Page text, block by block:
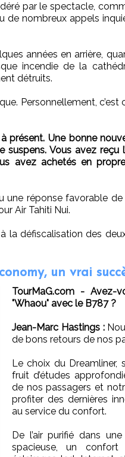
par le spectacle,
de nombreux appels
années en arrière,
incendie de la
détruits.
Personnellement,
présent. Une bonne
suspens. Vous avez reçu
avez achetés en
une réponse favorable de
Air Tahiti Nui.
la défiscalisation des
un vrai
TourMaG.com - Avez-
"Whaou" avec le B787 ?
Jean-Marc Hastings :
de bons retours de nos
Le choix du Dreamliner,
fruit d’études
de nos passagers et
profiter des dernières
au service du confort.
De l’air purifié dans
spacieuse, un confort